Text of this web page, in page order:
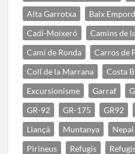
Alta Garrotxa
Baix
Cadí-Moixeró
Camins de
Camí de Ronda
Carros de
Coll de la Marrana
Costa
Excursionisme
Garraf
GR-92
GR-175 GR92
Llançà
Muntanya Nepal
Pirineus
Refugis